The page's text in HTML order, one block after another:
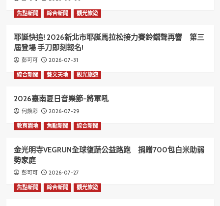
焦點新聞 綜合新聞 觀光旅遊
耶誕快追! 2026新北市耶誕馬拉松接力賽鈴鐺聲再響 第三
屆登場 手刀即刻報名!
彭可可 2026-07-31
綜合新聞 藝文天地 觀光旅遊
2026臺南夏日音樂節-將軍吼
何煥彩 2026-07-29
教育園地 焦點新聞 綜合新聞
金光明寺VEGRUN全球復蔬公益路跑 捐贈700包白米助弱
勢家庭
彭可可 2026-07-27
焦點新聞 綜合新聞 觀光旅遊